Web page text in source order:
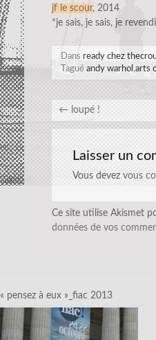
jf le scour, 2014
*je sais, je sais, je
Dans ready chez
Tagué andy warhol ,arts
← loupé !
Laisser un
Vous devez vous
Ce site utilise Akismet
données de vos
« pensez à eux »_fiac 2013